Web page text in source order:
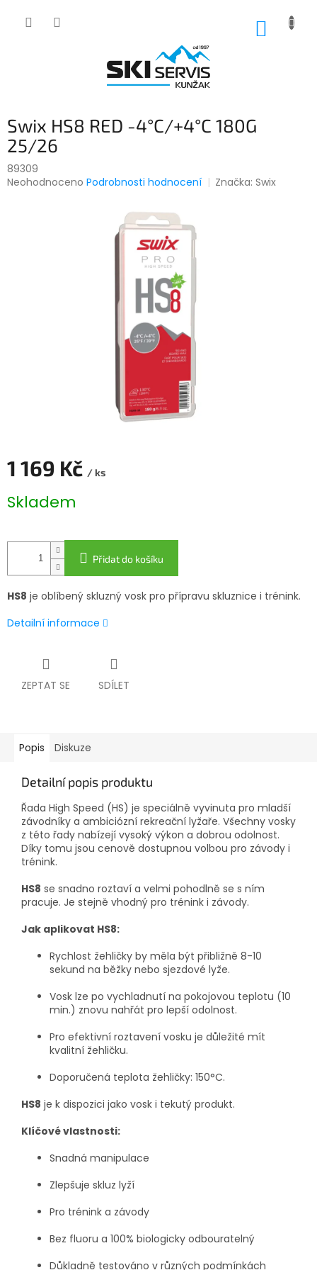
Swix HS8 RED -4°C/+4°C 180G
25/26
89309
Průměrné
Neohodnoceno Podrobnosti hodnocení Značka:Swix
1 169 Kč / ks
cena:
Skladem
Přidat do košíku
HS8 je oblíbený skluzný vosk pro přípravu skluznice i trénink.
Detailní informace
ZEPTAT SE SDÍLET
Popis Diskuze
Detailní popis produktu
Řada High Speed (HS) je speciálně vyvinuta pro mladší
závodníky a ambiciózní rekreační lyžaře. Všechny vosky
z této řady nabízejí vysoký výkon a dobrou odolnost.
Díky tomu jsou cenově dostupnou volbou pro závody i
trénink.
HS8 se snadno roztaví a velmi pohodlně se s ním
pracuje. Je stejně vhodný pro trénink i závody.
Jak aplikovat HS8:
Rychlost žehličky by měla být přibližně 8-10
sekund na běžky nebo sjezdové lyže.
Vosk lze po vychladnutí na pokojovou teplotu (10
min.) znovu nahřát pro lepší odolnost.
Pro efektivní roztavení vosku je důležité mít
kvalitní žehličku.
Doporučená teplota žehličky: 150°C.
HS8 je k dispozici jako vosk i tekutý produkt.
Klíčové vlastnosti:
Snadná manipulace
Zlepšuje skluz lyží
Pro trénink a závody
Bez fluoru a 100% biologicky odbouratelný
Důkladně testováno v různých podmínkách